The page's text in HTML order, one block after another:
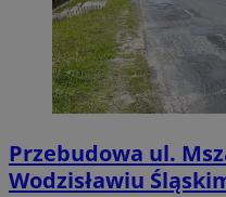
Przebudowa ul.
Wodzisławiu